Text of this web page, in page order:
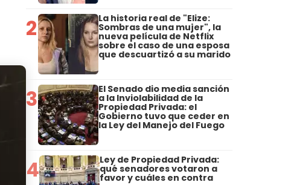
2 La historia real de "Elize:
Sombras de una mujer", la
nueva película de Netflix
sobre el caso de una esposa
que descuartizó a su marido
3 El Senado dio media sanción
a la Inviolabilidad de la
Propiedad Privada: el
Gobierno tuvo que ceder en
la Ley del Manejo del Fuego
4 Ley de Propiedad Privada:
qué senadores votaron a
favor y cuáles en contra